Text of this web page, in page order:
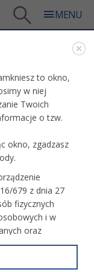
awansowali
W turnieju
zespół
miejsce,
sobie już po
to okno,
w niej
Twoich
o tzw.
okno, zgadzasz
679 z dnia 27
fizycznych
i w
oraz
RODO, GDPR